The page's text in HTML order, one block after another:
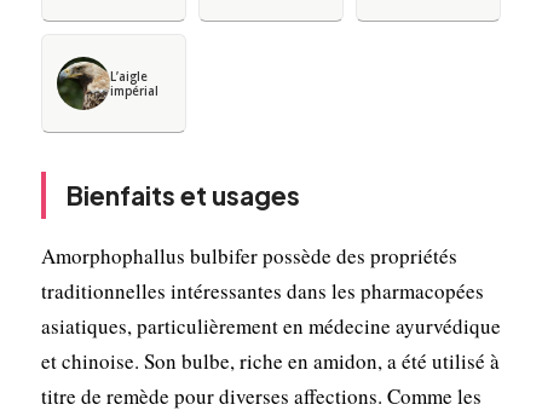
L’aigle
impérial
Bienfaits et usages
Amorphophallus bulbifer possède des propriétés
traditionnelles intéressantes dans les pharmacopées
asiatiques, particulièrement en médecine ayurvédique
et chinoise. Son bulbe, riche en amidon, a été utilisé à
titre de remède pour diverses affections. Comme les